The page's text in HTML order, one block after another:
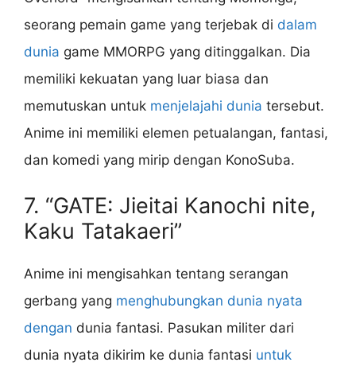
seorang pemain game yang terjebak di dalam
dunia game MMORPG yang ditinggalkan. Dia
memiliki kekuatan yang luar biasa dan
memutuskan untuk menjelajahi dunia tersebut.
Anime ini memiliki elemen petualangan, fantasi,
dan komedi yang mirip dengan KonoSuba.
7. “GATE: Jieitai Kanochi nite,
Kaku Tatakaeri”
Anime ini mengisahkan tentang serangan
gerbang yang menghubungkan dunia nyata
dengan dunia fantasi. Pasukan militer dari
dunia nyata dikirim ke dunia fantasi untuk